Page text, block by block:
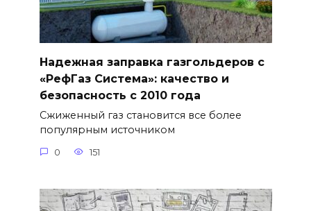
Надежная заправка газгольдеров с
«РефГаз Система»: качество и
безопасность с 2010 года
Сжиженный газ становится все более
популярным источником
0 151